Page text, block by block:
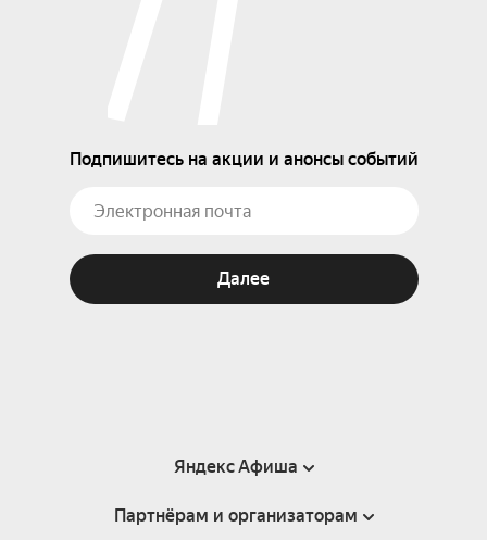
Подпишитесь на акции и анонсы событий
Далее
Яндекс Афиша
Справка
Партнёрам и организаторам